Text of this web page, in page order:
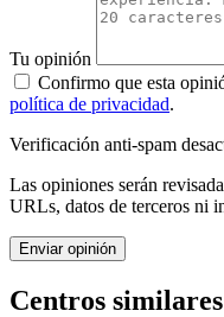
Tu opinión
Confirmo que esta
política de privacidad.
Verificación anti-spam
Las opiniones serán
URLs, datos de terceros ni
Enviar opinión
Centros similares